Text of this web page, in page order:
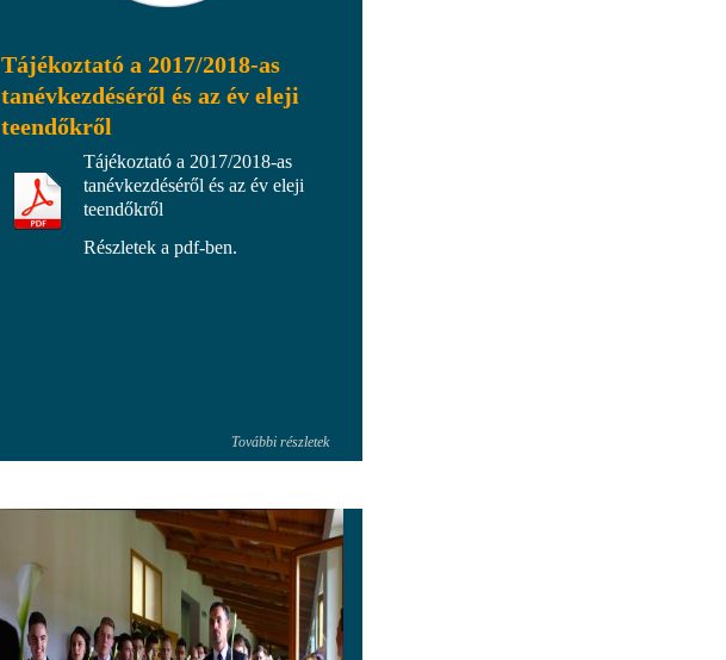
Tájékoztató a 2017/2018-as
tanévkezdéséről és az év eleji
teendőkről
Tájékoztató a 2017/2018-as
tanévkezdéséről és az év eleji
teendőkről
Részletek a pdf-ben.
További részletek